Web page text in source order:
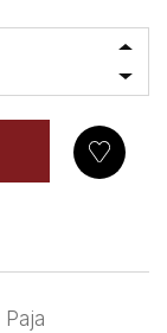
Paja